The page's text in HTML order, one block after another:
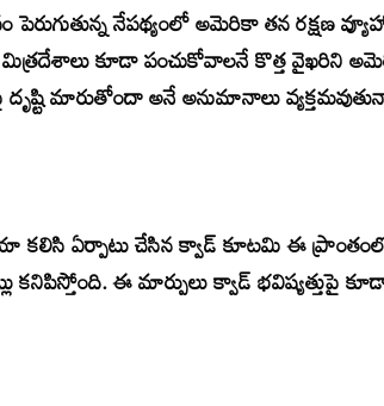
నేపథ్యంలో అమెరికా తన రక్షణ
కూడా పంచుకోవాలనే కొత్త వైఖరిని
మారుతోందా అనే అనుమానాలు
కలిసి ఏర్పాటు చేసిన క్వాడ్ కూటమి ఈ
ఈ మార్పులు క్వాడ్ భవిష్యత్తుపై